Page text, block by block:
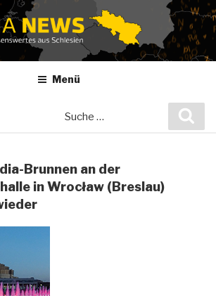
Menü
Brunnen an der
in Wrocław (Breslau)